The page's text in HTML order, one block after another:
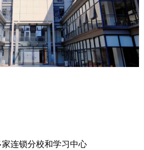
连锁分校和学习中心